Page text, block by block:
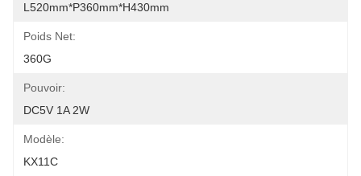
L520mm*P360mm*H430mm
Poids Net:
360G
Pouvoir:
DC5V 1A 2W
Modèle:
KX11C